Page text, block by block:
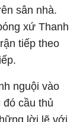
sân nhà.
xứ Thanh
tiếp theo
nguội vào
cầu thủ
lời lẽ với